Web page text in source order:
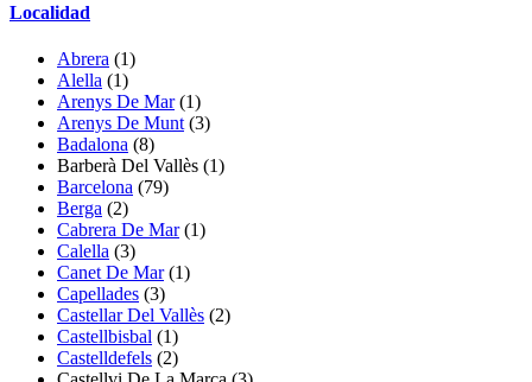
Localidad
Abrera (1)
Alella (1)
Arenys De Mar(1)
Arenys De Munt (3)
Badalona (8)
Barberà Del Vallès (1)
Barcelona (79)
Berga (2)
Cabrera De Mar(1)
Calella (3)
Canet De Mar(1)
Capellades (3)
Castellar Del Vallès (2)
Castellbisbal (1)
Castelldefels (2)